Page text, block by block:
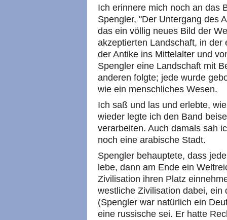
Ich erinnere mich noch an das
Spengler, "Der Untergang des
das ein völlig neues Bild der
akzeptierten Landschaft, in
der Antike ins Mittelalter und
Spengler eine Landschaft mit
anderen folgte; jede wurde
wie ein menschliches Wesen.
Ich saß und las und erlebte,
wieder legte ich den Band
verarbeiten. Auch damals sah
noch eine arabische Stadt.
Spengler behauptete, dass
lebe, dann am Ende ein
Zivilisation ihren Platz
westliche Zivilisation dabei,
(Spengler war natürlich ein
eine russische sei. Er hatte